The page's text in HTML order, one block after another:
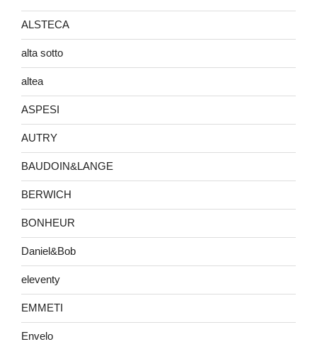
ALSTECA
alta sotto
altea
ASPESI
AUTRY
BAUDOIN&LANGE
BERWICH
BONHEUR
Daniel&Bob
eleventy
EMMETI
Envelo